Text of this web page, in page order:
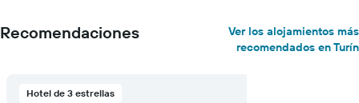
Recomendaciones
Ver los alojamientos más
recomendados en Turín
Hotel de 3 estrellas